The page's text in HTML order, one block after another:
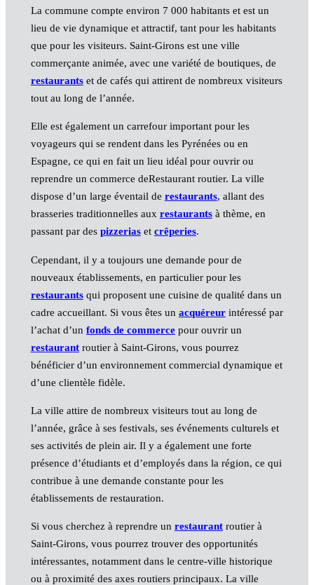
La commune compte environ 7 000 habitants et est un
lieu de vie dynamique et attractif, tant pour les habitants
que pour les visiteurs. Saint-Girons est une ville
commerçante animée, avec une variété de boutiques, de
restaurantset de cafés qui attirent de nombreux visiteurs
tout au long de l’année.
Elle est également un carrefour important pour les
voyageurs qui se rendent dans les Pyrénées ou en
Espagne, ce qui en fait un lieu idéal pour ouvrir ou
reprendre un commerce deRestaurant routier. La ville
dispose d’un large éventail de restaurants, allant des
brasseries traditionnelles aux restaurantsà thème, en
passant par des pizzeriaset crêperies.
Cependant, il y a toujours une demande pour de
nouveaux établissements, en particulier pour les
restaurantsqui proposent une cuisine de qualité dans un
cadre accueillant. Si vous êtes un acquéreurintéressé par
l’achat d’un fonds de commercepour ouvrir un
restaurantroutier à Saint-Girons, vous pourrez
bénéficier d’un environnement commercial dynamique et
d’une clientèle fidèle.
La ville attire de nombreux visiteurs tout au long de
l’année, grâce à ses festivals, ses événements culturels et
ses activités de plein air. Il y a également une forte
présence d’étudiants et d’employés dans la région, ce qui
contribue à une demande constante pour les
établissements de restauration.
Si vous cherchez à reprendre un restaurantroutier à
Saint-Girons, vous pourrez trouver des opportunités
intéressantes, notamment dans le centre-ville historique
ou à proximité des axes routiers principaux. La ville